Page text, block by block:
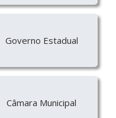
Governo Estadual
Câmara Municipal